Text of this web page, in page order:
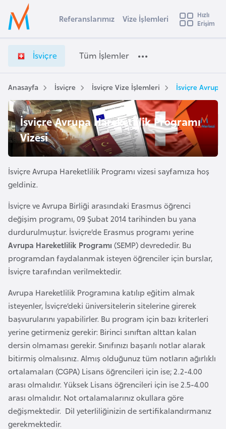
Ülke Seçimi
Başvuru yapmak istediğiniz ülkeyi seçin
Üye
Girişi
s
i
ç
e
V
i
z
e
İ
ş
m
l
e
r
i
e
t
i
ş
i
Referanslarımız Vize İşlemleri
Hızlı
Erişim
İsviçre Tüm İşlemler
Anasayfa İsviçre İsviçre Vize İşlemleri İsviçre
İsviçre Avrupa Hareketlilik Programı
Vizesi
İsviçre Avrupa Hareketlilik Programı vizesi sayfamıza hoş
geldiniz.
İsviçre ve Avrupa Birliği arasındaki Erasmus öğrenci
değişim programı, 09 Şubat 2014 tarihinden bu yana
durdurulmuştur. İsviçre’de Erasmus programı yerine
Avrupa Hareketlilik Programı (SEMP) devrededir. Bu
programdan faydalanmak isteyen öğrenciler için burslar,
İsviçre tarafından verilmektedir.
Avrupa Hareketlilik Programına katılıp eğitim almak
isteyenler, İsviçre’deki üniversitelerin sitelerine girerek
başvurularını yapabilirler. Bu program için bazı kriterleri
yerine getirmeniz gerekir: Birinci sınıftan alttan kalan
dersin olmaması gerekir. Sınıfınızı başarılı notlar alarak
bitirmiş olmalısınız. Almış olduğunuz tüm notların ağırlıklı
ortalamaları (CGPA) Lisans öğrencileri için ise; 2.2-4.00
arası olmalıdır. Yüksek Lisans öğrencileri için ise 2.5-4.00
arası olmalıdır. Not ortalamalarınız okullara göre
değişmektedir. Dil yeterliliğinizin de sertifikalandırmanız
gerekmektedir.
s
t
r
a
A
v
u
t
u
r
y
a
A
z
r
b
a
y
c
a
n
B
a